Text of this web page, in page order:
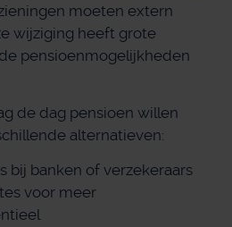
moeten extern
wijziging heeft grote
pensioenmogelijkheden
de dag pensioen willen
alternatieven:
bij banken of verzekeraars
voor meer